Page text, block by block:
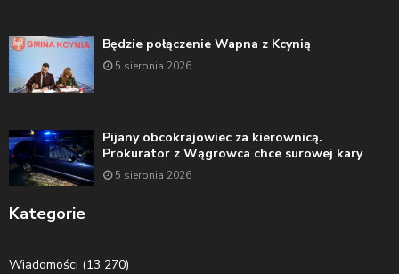
Będzie połączenie Wapna z Kcynią
5 sierpnia 2026
Pijany obcokrajowiec za kierownicą.
Prokurator z Wągrowca chce surowej kary
5 sierpnia 2026
Kategorie
Wiadomości (13 270)